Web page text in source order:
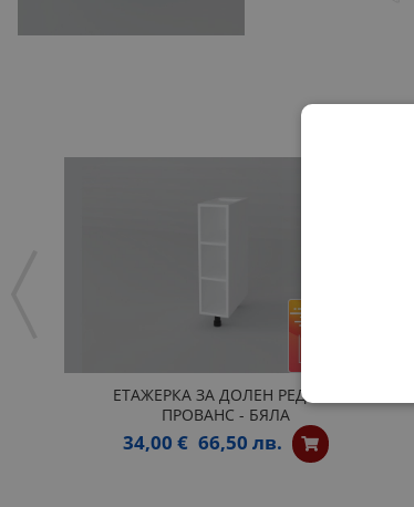
ЕТАЖЕРКА ЗА ДОЛЕН РЕД H20
ПРОВАНС - БЯЛА
34,00 € 66,50 лв.